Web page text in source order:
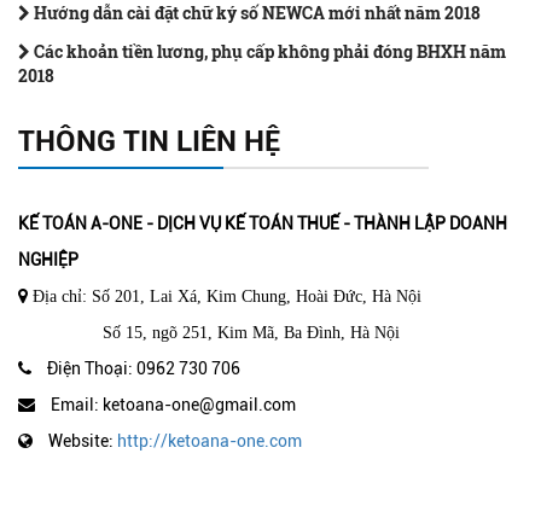
Hướng dẫn cài đặt chữ ký số NEWCA mới nhất năm 2018
Các khoản tiền lương, phụ cấp không phải đóng BHXH năm
2018
THÔNG TIN LIÊN HỆ
KẾ TOÁN A-ONE - DỊCH VỤ KẾ TOÁN THUẾ - THÀNH LẬP DOANH
NGHIỆP
Địa chỉ: Số 201, Lai Xá, Kim Chung, Hoài Đức, Hà Nội
Số 15, ngõ 251, Kim Mã, Ba Đình, Hà Nội
Điện Thoại: 0962 730 706
Email: ketoana-one@gmail.com
Website: http://ketoana-one.com